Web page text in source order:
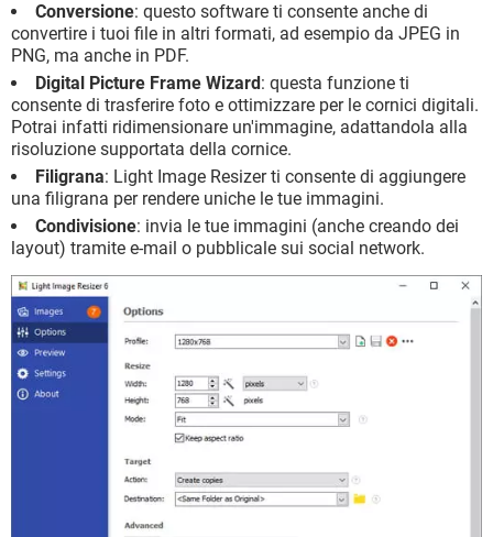
Conversione: questo software ti consente anche di
convertire i tuoi file in altri formati, ad esempio da JPEG in
PNG, ma anche in PDF.
Digital Picture Frame Wizard : questa funzione ti
consente di trasferire foto e ottimizzare per le cornici digitali.
Potrai infatti ridimensionare un'immagine, adattandola alla
risoluzione supportata della cornice.
Filigrana: Light Image Resizer ti consente di aggiungere
una filigrana per rendere uniche le tue immagini.
Condivisione: invia le tue immagini (anche creando dei
layout) tramite e-mail o pubblicale sui social network.